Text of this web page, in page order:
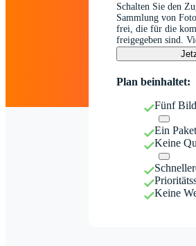
Schalten Sie den
Sammlung von
frei, die für die
freigegeben sind.
Plan beinhaltet:
Fünf
Ein
Keine
Keine